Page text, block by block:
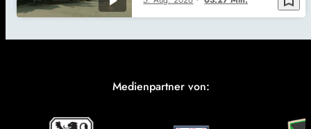
Medienpartner von: